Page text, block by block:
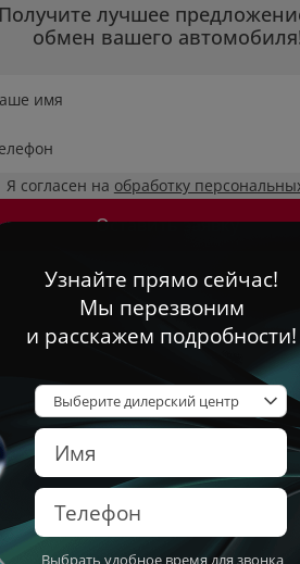
Получите лучшее
обмен вашего
имя
Я согласен на обработку
Оставить заявку